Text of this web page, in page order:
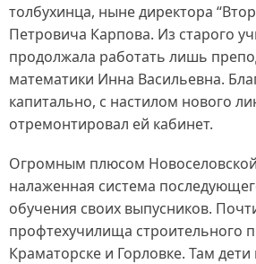
толбухинца, ныне директора
Петровича Карпова. Из старого
продолжала работать лишь
математики Инна Васильевна.
капитально, с настилом нового
отремонтировал ей кабинет.
Огромным плюсом
налаженная система
обучения своих выпусников.
профтехучилища строительного
Краматорске и Горловке. Там